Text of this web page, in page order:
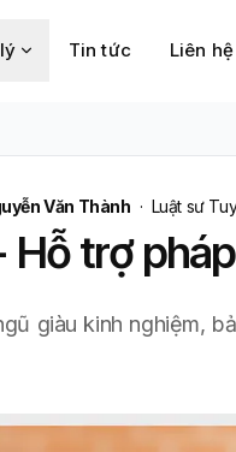
Tin tức Liên hệ
Văn Thành · Luật sư
trợ
giàu kinh nghiệm,